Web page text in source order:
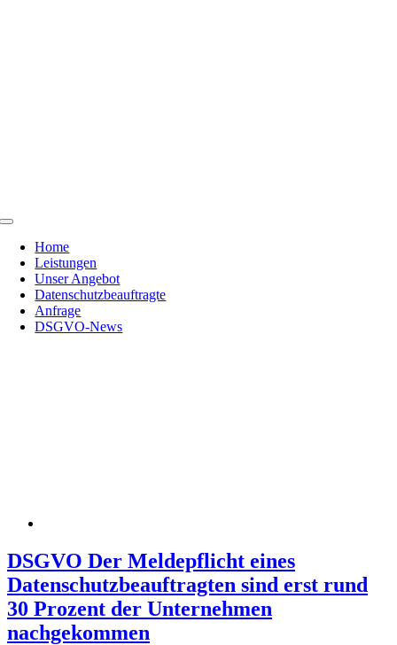
Toggle
NavigationHome
Leistungen
Unser Angebot
Datenschutzbeauftragte
Anfrage
DSGVO-News
DSGVO Der Meldepflicht eines
Datenschutzbeauftragten sind erst rund
30 Prozent der Unternehmen
nachgekommen